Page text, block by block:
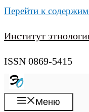
Перейти к
Институт
ISSN 0869-5415
Меню